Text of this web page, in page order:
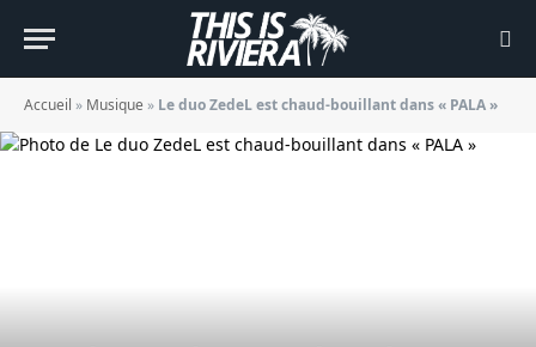
Accueil » Musique » Le duo ZedeL est chaud-bouillant dans « PALA »